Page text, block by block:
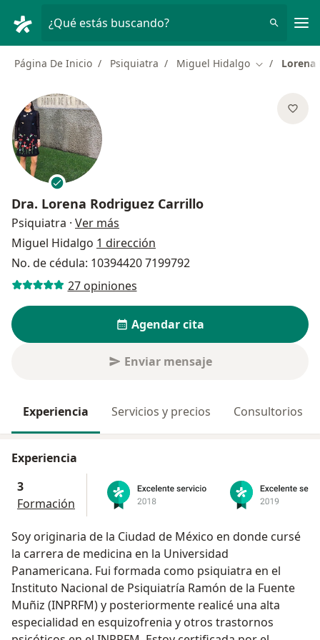
¿Qué estás buscando?
Página De Inicio Psiquiatra Miguel Hidalgo Cambiar de
Lorena
Dra. Lorena Rodriguez Carrillo
Psiquiatra · Ver más
Miguel Hidalgo 1 dirección
No. de cédula: 10394420 7199792
27 opiniones
Agendar cita
Enviar mensaje
Experiencia Servicios y precios Consultorios
Experiencia
3
Formación
Soy originaria de la Ciudad de México en donde cursé
la carrera de medicina en la Universidad
Panamericana. Fui formada como psiquiatra en el
Instituto Nacional de Psiquiatría Ramón de la Fuente
Muñiz (INPRFM) y posteriormente realicé una alta
especialidad en esquizofrenia y otros trastornos